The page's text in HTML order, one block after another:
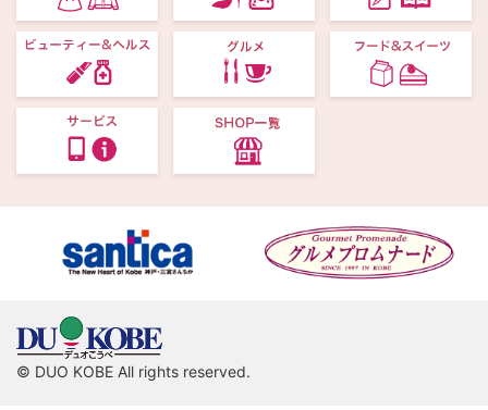
© DUO KOBE All rights reserved.